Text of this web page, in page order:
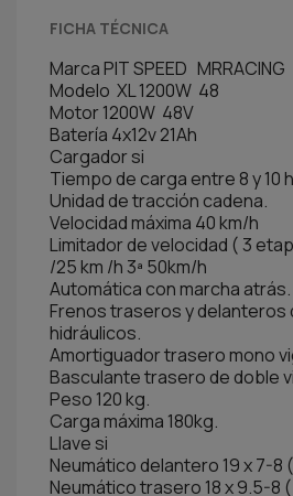
FICHA TÉCNICA
Marca PIT SPEED MRRACING
Modelo XL 1200W 48
Motor 1200W 48V
Batería 4x12v 21Ah
Cargador si
Tiempo de carga entre 8 y 10
Unidad de tracción cadena.
Velocidad máxima 40 km/h
Limitador de velocidad ( 3
/25 km /h 3ª 50km/h
Automática con marcha atrás.
Frenos traseros y delanteros
hidráulicos.
Amortiguador trasero mono
Basculante trasero de doble
Peso 120 kg.
Carga máxima 180kg.
Llave si
Neumático delantero 19 x 7-8
Neumático trasero 18 x 9.5-8